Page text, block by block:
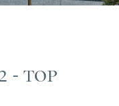
- TOP